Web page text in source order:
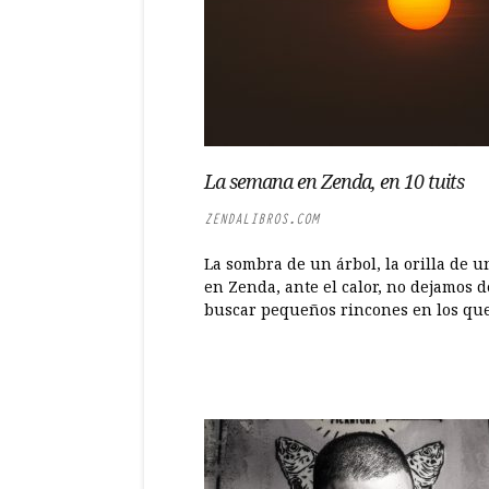
La semana en Zenda, en 10 tuits
ZENDALIBROS.COM
La sombra de un árbol, la orilla de
en Zenda, ante el calor, no dejamos
buscar pequeños rincones en los